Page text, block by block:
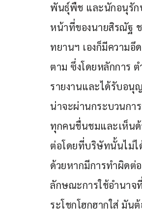
พันธุ์พืช และนักอนุรัก
หน้าที่ของนายสิรณัฐ ช
ทยานฯ เองก็มีความอึ
ตาม ซึ่งโดยหลักการ
รายงานและได้รับอนุ
น่าจะผ่านกระบวนกา
ทุกคนชื่นชมและเห็นด้
ต่อโดยที่บริษัทนั้นไม่ไ
ด้วยหากมีการทำผิดต่
ลักษณะการใช้อำนาจ
ระโชกโฮกฮากใส่ มัน